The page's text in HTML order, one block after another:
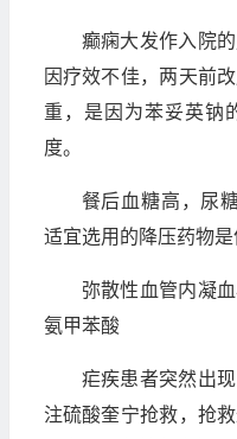
癫痫大发作入院
因疗效不佳，两天前
重，是因为苯妥英钠
度。
餐后血糖高，尿
适宜选用的降压药物是
弥散性血管内凝
氨甲苯酸
疟疾患者突然出
注硫酸奎宁抢救，抢